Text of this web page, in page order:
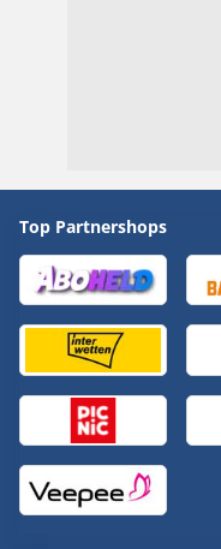
Top Partnershops